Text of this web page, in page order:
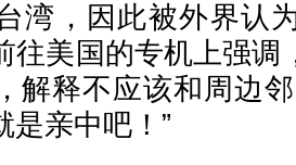
湾，因此被外界认
往美国的专机上强调
解释不应该和周边
是亲中吧！”